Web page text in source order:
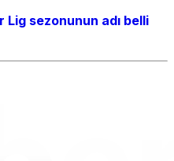
Lig sezonunun adı belli